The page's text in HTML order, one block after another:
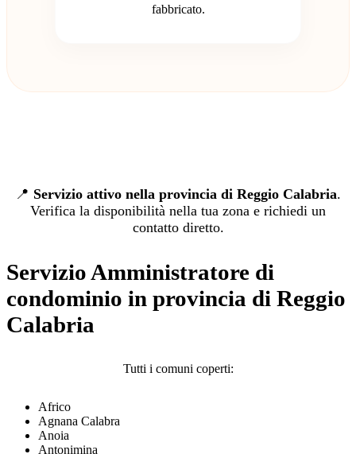
fabbricato.
📍 Servizio attivo nella provincia di Reggio Calabria.
Verifica la disponibilità nella tua zona e richiedi un
contatto diretto.
Servizio Amministratore di
condominio in provincia di Reggio
Calabria
Tutti i comuni coperti:
Africo
Agnana Calabra
Anoia
Antonimina